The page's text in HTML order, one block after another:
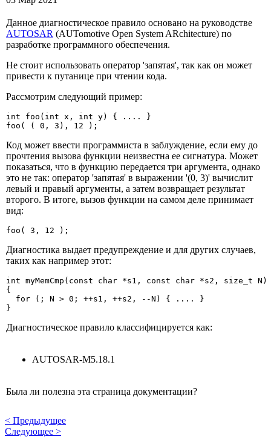
Данное диагностическое правило основано на руководстве
AUTOSAR (AUTomotive Open System ARchitecture) по
разработке программного обеспечения.
Не стоит использовать оператор 'запятая', так как он может
привести к путанице при чтении кода.
Рассмотрим следующий пример:
int foo(int x, int y) { .... }
foo( ( 0, 3), 12 );
Код может ввести программиста в заблуждение, если ему до
прочтения вызова функции неизвестна ее сигнатура. Может
показаться, что в функцию передается три аргумента, однако
это не так: оператор 'запятая' в выражении '(0, 3)' вычислит
левый и правый аргументы, а затем возвращает результат
второго. В итоге, вызов функции на самом деле принимает
вид:
foo( 3, 12 );
Диагностика выдает предупреждение и для других случаев,
таких как например этот:
int myMemCmp(const char *s1, const char *s2, size_t N)
{
  for (; N > 0; ++s1, ++s2, --N) { .... }
}
Диагностическое правило классифицируется как:
AUTOSAR-M5.18.1
Была ли полезна эта страница документации?
< Предыдущее
Следующее >